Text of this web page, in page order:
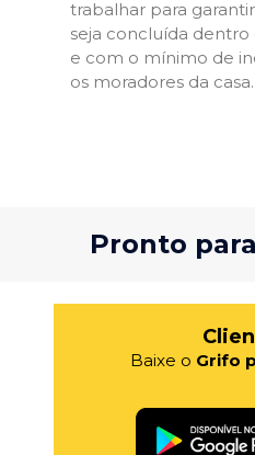
trabalhar para
seja concluída
e com o mínimo de
os moradores da casa.
Pronto
Baixe o Grifo